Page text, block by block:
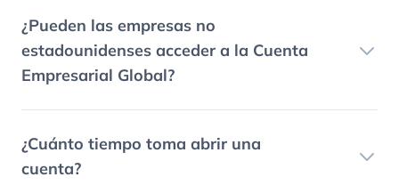
¿Pueden las empresas no
estadounidenses acceder a la Cuenta
Empresarial Global?
¿Cuánto tiempo toma abrir una
cuenta?